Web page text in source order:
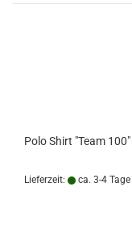
Polo Shirt "Team 100"
Lieferzeit: ca. 3-4 Tage